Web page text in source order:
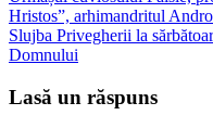
în
articole
Hristos”, arhimandritul
Slujba Privegherii la
Domnului
Lasă un răspuns